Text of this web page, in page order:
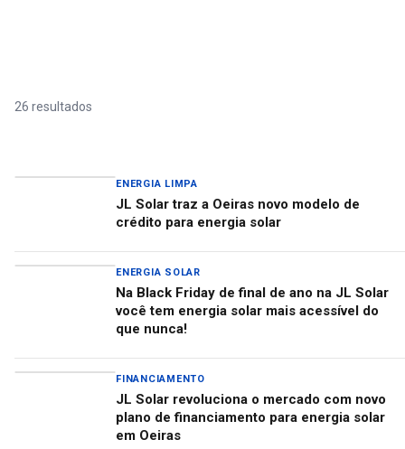
26 resultados
ENERGIA LIMPA
JL Solar traz a Oeiras novo modelo de
crédito para energia solar
ENERGIA SOLAR
Na Black Friday de final de ano na JL Solar
você tem energia solar mais acessível do
que nunca!
FINANCIAMENTO
JL Solar revoluciona o mercado com novo
plano de financiamento para energia solar
em Oeiras